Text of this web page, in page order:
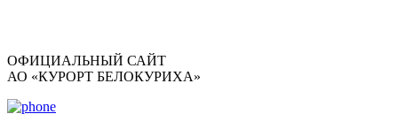
ОФИЦИАЛЬНЫЙ САЙТ
АО «КУРОРТ БЕЛОКУРИХА»